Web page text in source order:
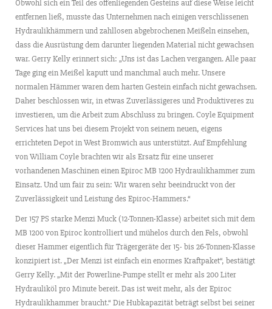
Obwohl sich ein Teil des offenliegenden Gesteins auf diese Weise leicht
entfernen ließ, musste das Unternehmen nach einigen verschlissenen
Hydraulikhämmern und zahllosen abgebrochenen Meißeln einsehen,
dass die Ausrüstung dem darunter liegenden Material nicht gewachsen
war. Gerry Kelly erinnert sich: „Uns ist das Lachen vergangen. Alle paar
Tage ging ein Meißel kaputt und manchmal auch mehr. Unsere
normalen Hämmer waren dem harten Gestein einfach nicht gewachsen.
Daher beschlossen wir, in etwas Zuverlässigeres und Produktiveres zu
investieren, um die Arbeit zum Abschluss zu bringen. Coyle Equipment
Services hat uns bei diesem Projekt von seinem neuen, eigens
errichteten Depot in West Bromwich aus unterstützt. Auf Empfehlung
von William Coyle brachten wir als Ersatz für eine unserer
vorhandenen Maschinen einen Epiroc MB 1200 Hydraulikhammer zum
Einsatz. Und um fair zu sein: Wir waren sehr beeindruckt von der
Zuverlässigkeit und Leistung des Epiroc-Hammers.“
Der 157 PS starke Menzi Muck (12-Tonnen-Klasse) arbeitet sich mit dem
MB 1200 von Epiroc kontrolliert und mühelos durch den Fels, obwohl
dieser Hammer eigentlich für Trägergeräte der 15- bis 26-Tonnen-Klasse
konzipiert ist. „Der Menzi ist einfach ein enormes Kraftpaket“, bestätigt
Gerry Kelly. „Mit der Powerline-Pumpe stellt er mehr als 200 Liter
Hydrauliköl pro Minute bereit. Das ist weit mehr, als der Epiroc
Hydraulikhammer braucht.“ Die Hubkapazität beträgt selbst bei seiner